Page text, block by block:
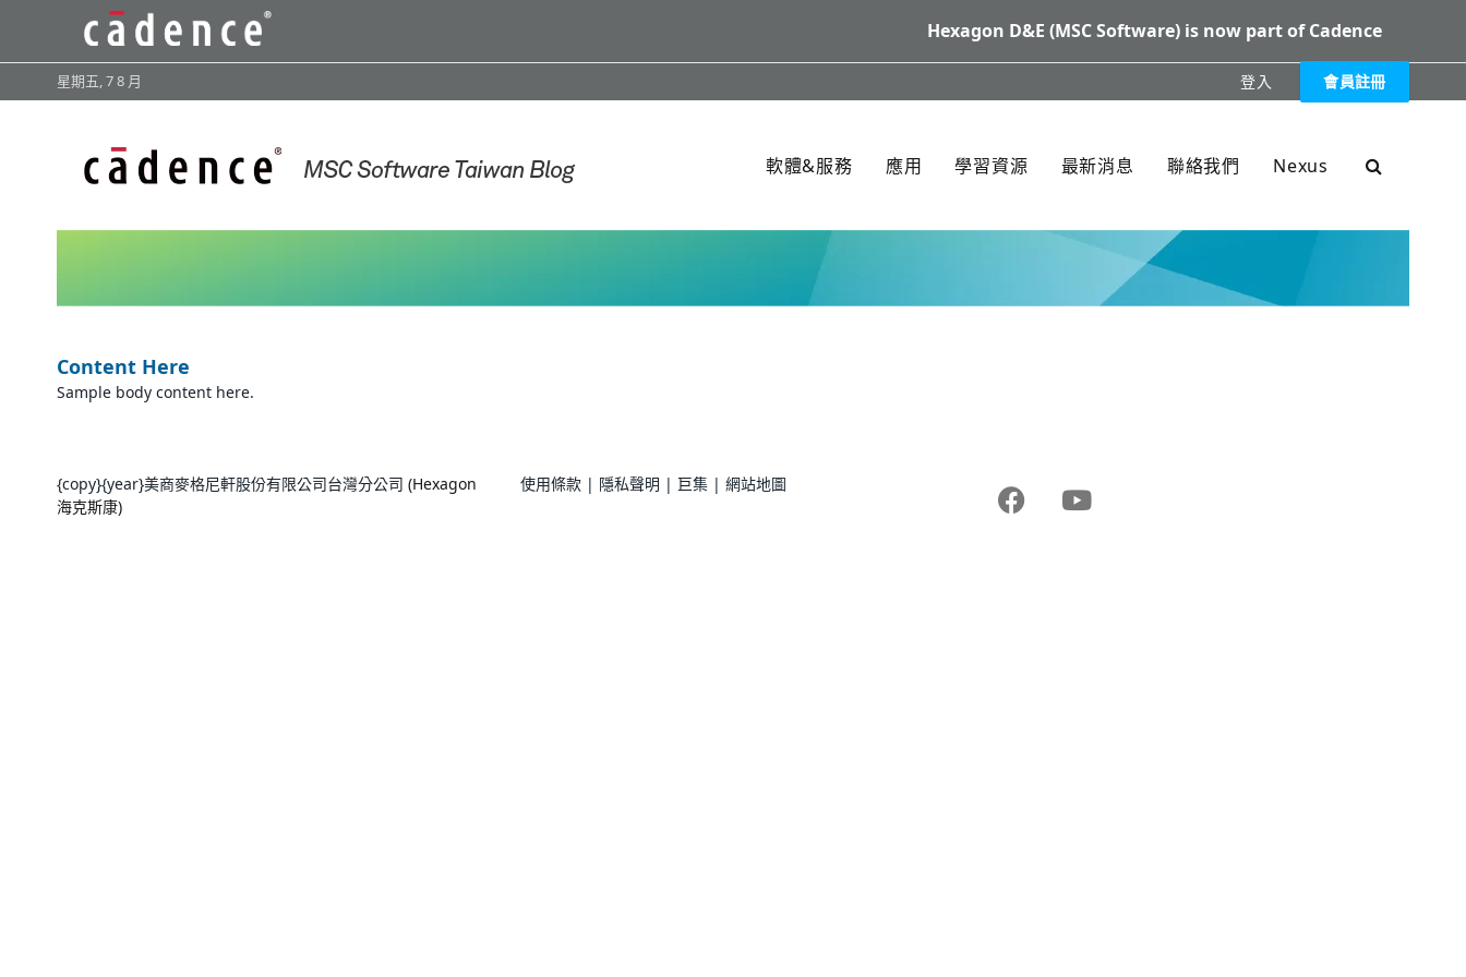
Hexagon D&E (MSC Software) is now part of Cadence
星期五, 7 8 月 登入
會員註冊
軟體&服務 應用 學習資源 最新消息 聯絡我們 Nexus
Content Here
Sample body content here.
{copy}{year}美商麥格尼軒股份有限公司台灣分公司 (Hexagon
海克斯康)
使用條款 | 隱私聲明 | 巨集 | 網站地圖